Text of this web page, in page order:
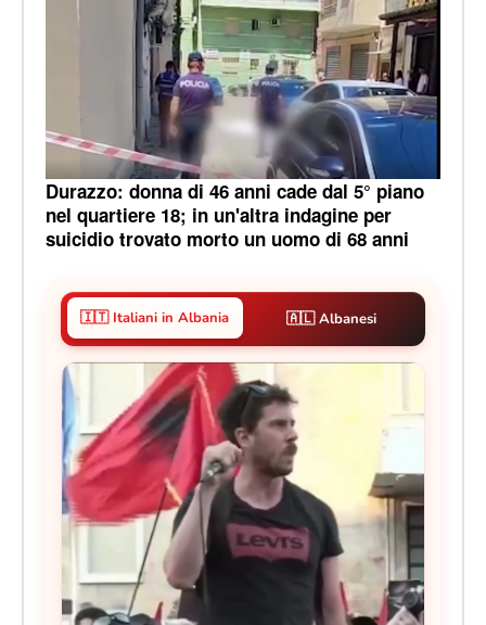
Durazzo: donna di 46 anni cade dal 5° piano
nel quartiere 18; in un'altra indagine per
suicidio trovato morto un uomo di 68 anni
🇮🇹 Italiani in Albania 🇦🇱 Albanesi